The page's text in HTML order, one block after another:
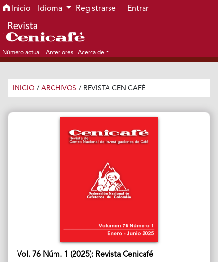
Ir al menú de navegación principal
Ir al contenido principal
Ir al pie de página del sitio
Inicio Idioma Registrarse Entrar
Número actual Anteriores Acerca de
INICIO / ARCHIVOS / REVISTA CENICAFÉ
Vol. 76 Núm. 1 (2025): Revista Cenicafé